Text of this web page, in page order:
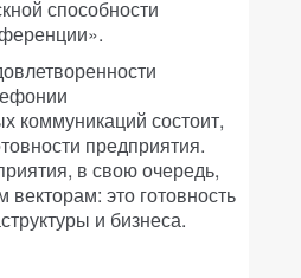
способности
коммуникаций состоит,
предприятия.
в свою очередь,
векторам: это готовность
и бизнеса.